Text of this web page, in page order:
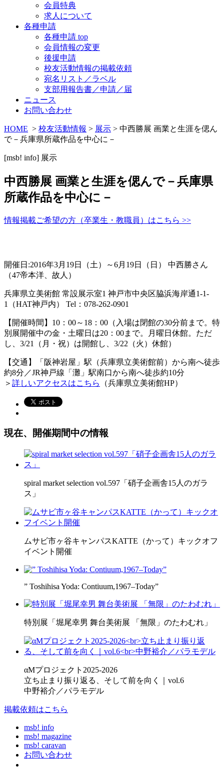
会員特典
求人について
各種申請
各種申請 top
会員情報の変更
後援申請
校友活動情報の掲載依頼
宛名リスト／ラベル
支部用報告書／申請／届
ニュース
お問い合わせ
HOME > 校友活動情報 > 展示 > 中西勝展 画業と生涯を偲ん
で－兵庫県所蔵作品を中心に－
[msb! info] 展示
中西勝展 画業と生涯を偲んで－兵庫県
所蔵作品を中心に－
情報掲載ご希望の方（卒業生・教職員）はこちら >>
開催日:2016年3月19日（土）～6月19日（日） 中西勝さん
（47帝本洋、故人）
兵庫県立美術館 常設展示室1 神戸市中央区脇浜海岸通1-1-
1（HAT神戸内） Tel：078-262-0901
【開催時間】10：00～18：00（入場は閉館の30分前まで。特
別展開催中の金・土曜日は20：00まで。月曜日休館。ただ
し、3/21（月・祝）は開館し、3/22（火）休館）
【交通】「阪神岩屋」駅（兵庫県立美術館前）から南へ徒歩
約8分／JR神戸線「灘」駅南口から南へ徒歩約10分
＞ 詳しいアクセスはこちら （兵庫県立美術館HP）
現在、開催期間中の情報
spiral market selection vol.597「硝子企画舎15人のガラ
ス」
ムサビ市ヶ谷キャンパスKATTE（かって）キックオフ
イベント開催
” Toshihisa Yoda: Contiuum,1967–Today”
特別展「堀尾幸男 舞台美術展 「無限」のたわむれ」
αMプロジェクト2025-2026
立ち止まり振り返る、そして前を向く｜vol.6
中野裕介／パラモデル
掲載依頼はこちら
msb! info
msb! magazine
msb! caravan
お問い合わせ